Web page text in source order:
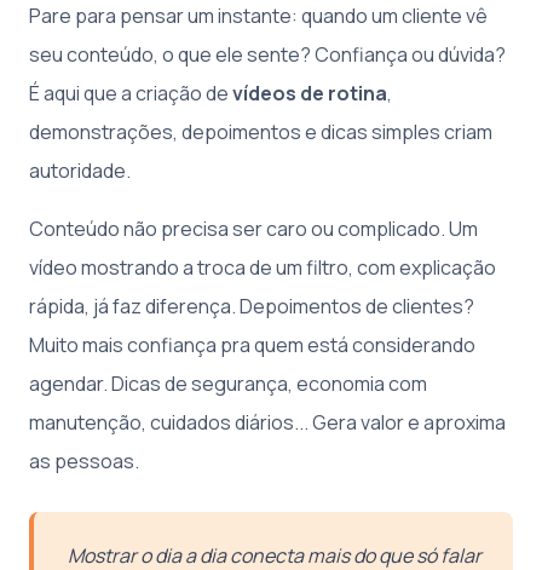
Pare para pensar um instante: quando um cliente vê
seu conteúdo, o que ele sente? Confiança ou dúvida?
É aqui que a criação devídeos de rotina,
demonstrações, depoimentos e dicas simples criam
autoridade.
Conteúdo não precisa ser caro ou complicado. Um
vídeo mostrando a troca de um filtro, com explicação
rápida, já faz diferença. Depoimentos de clientes?
Muito mais confiança pra quem está considerando
agendar. Dicas de segurança, economia com
manutenção, cuidados diários... Gera valor e aproxima
as pessoas.
Mostrar o dia a dia conecta mais do que só falar